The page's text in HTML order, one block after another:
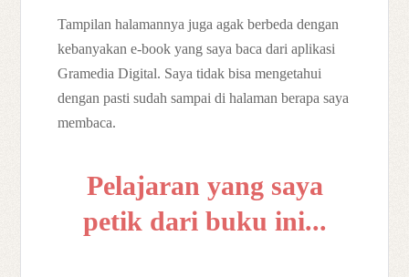
Tampilan halamannya juga agak berbeda dengan
kebanyakan e-book yang saya baca dari aplikasi
Gramedia Digital. Saya tidak bisa mengetahui
dengan pasti sudah sampai di halaman berapa saya
membaca.
Pelajaran yang saya
petik dari buku ini...